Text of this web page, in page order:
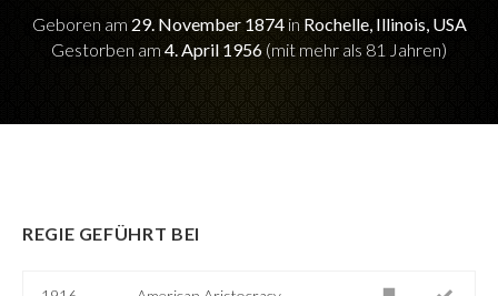
Geboren am 29. November 1874in Rochelle, Illinois, USA
Gestorben am 4. April 1956 (mit mehr als 81 Jahren)
REGIE GEFÜHRT BEI